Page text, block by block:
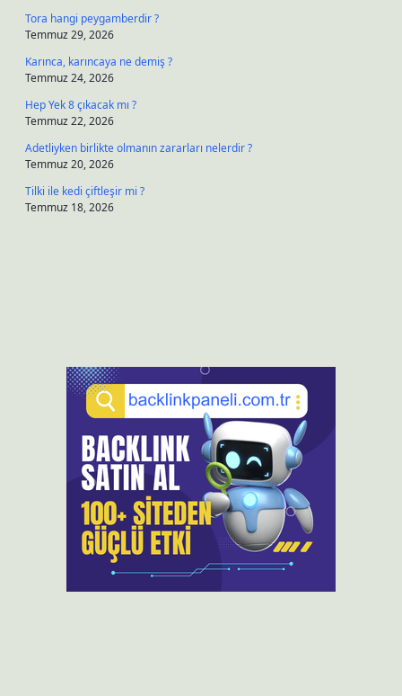
Tora hangi peygamberdir ?
Temmuz 29, 2026
Karınca, karıncaya ne demiş ?
Temmuz 24, 2026
Hep Yek 8 çıkacak mı ?
Temmuz 22, 2026
Adetliyken birlikte olmanın zararları nelerdir ?
Temmuz 20, 2026
Tilki ile kedi çiftleşir mi ?
Temmuz 18, 2026